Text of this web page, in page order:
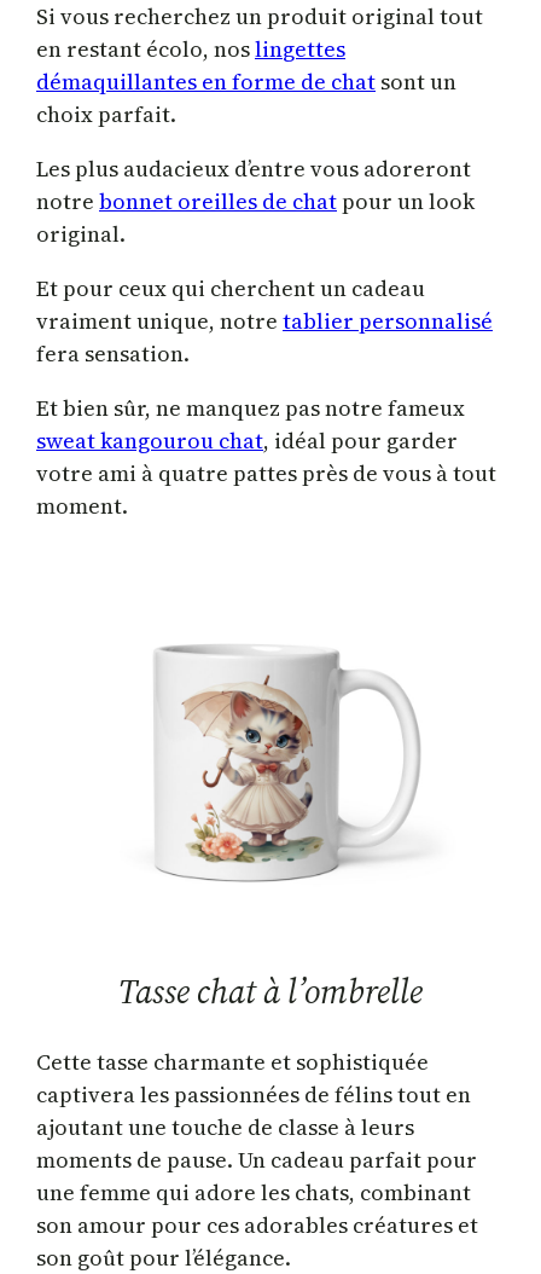
Si vous recherchez un produit original tout
en restant écolo, noslingettes
démaquillantes en forme de chat sont un
choix parfait.
Les plus audacieux d’entre vous adoreront
notre bonnet oreilles de chat pour un look
original.
Et pour ceux qui cherchent un cadeau
vraiment unique, notre tablier personnalisé
fera sensation.
Et bien sûr, ne manquez pas notre fameux
sweat kangourou chat, idéal pour garder
votre ami à quatre pattes près de vous à tout
moment.
Tasse chat à l’ombrelle
Cette tasse charmante et sophistiquée
captivera les passionnées de félins tout en
ajoutant une touche de classe à leurs
moments de pause. Un cadeau parfait pour
une femme qui adore les chats, combinant
son amour pour ces adorables créatures et
son goût pour l’élégance.